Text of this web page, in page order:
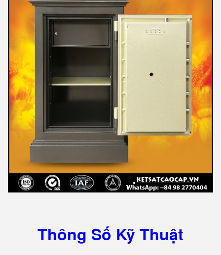
Thông Số Kỹ Thuật